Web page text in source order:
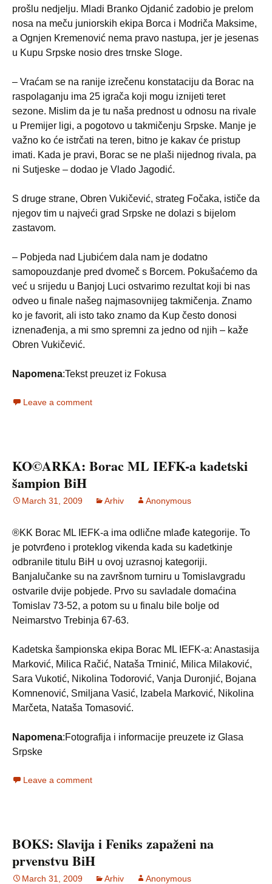
prošlu nedjelju. Mladi Branko Ojdanić zadobio je prelom
nosa na meču juniorskih ekipa Borca i Modriča Maksime,
a Ognjen Kremenović nema pravo nastupa, jer je jesenas
u Kupu Srpske nosio dres trnske Sloge.
– Vraćam se na ranije izrečenu konstataciju da Borac na
raspolaganju ima 25 igrača koji mogu iznijeti teret
sezone. Mislim da je tu naša prednost u odnosu na rivale
u Premijer ligi, a pogotovo u takmičenju Srpske. Manje je
važno ko će istrčati na teren, bitno je kakav će pristup
imati. Kada je pravi, Borac se ne plaši nijednog rivala, pa
ni Sutjeske – dodao je Vlado Jagodić.
S druge strane, Obren Vukičević, strateg Fočaka, ističe da
njegov tim u najveći grad Srpske ne dolazi s bijelom
zastavom.
– Pobjeda nad Ljubićem dala nam je dodatno
samopouzdanje pred dvomeč s Borcem. Pokušaćemo da
već u srijedu u Banjoj Luci ostvarimo rezultat koji bi nas
odveo u finale našeg najmasovnijeg takmičenja. Znamo
ko je favorit, ali isto tako znamo da Kup često donosi
iznenađenja, a mi smo spremni za jedno od njih – kaže
Obren Vukičević.
Napomena:Tekst preuzet iz Fokusa
Leave a comment
KO©ARKA: Borac ML IEFK-a kadetski
šampion BiH
March 31, 2009 Arhiv Anonymous
®KK Borac ML IEFK-a ima odlične mlađe kategorije. To
je potvrđeno i proteklog vikenda kada su kadetkinje
odbranile titulu BiH u ovoj uzrasnoj kategoriji.
Banjalučanke su na završnom turniru u Tomislavgradu
ostvarile dvije pobjede. Prvo su savladale domaćina
Tomislav 73-52, a potom su u finalu bile bolje od
Neimarstvo Trebinja 67-63.
Kadetska šampionska ekipa Borac ML IEFK-a: Anastasija
Marković, Milica Račić, Nataša Trninić, Milica Milaković,
Sara Vukotić, Nikolina Todorović, Vanja Duronjić, Bojana
Komnenović, Smiljana Vasić, Izabela Marković, Nikolina
Marčeta, Nataša Tomasović.
Napomena:Fotografija i informacije preuzete iz Glasa
Srpske
Leave a comment
BOKS: Slavija i Feniks zapaženi na
prvenstvu BiH
March 31, 2009 Arhiv Anonymous